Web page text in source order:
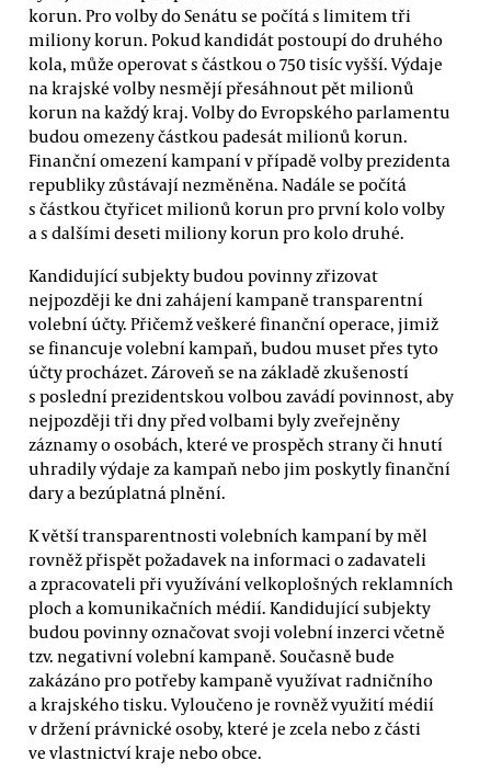
korun. Pro volby do Senátu se počítá s limitem tři
miliony korun. Pokud kandidát postoupí do druhého
kola, může operovat s částkou o 750 tisíc vyšší. Výdaje
na krajské volby nesmějí přesáhnout pět milionů
korun na každý kraj. Volby do Evropského parlamentu
budou omezeny částkou padesát milionů korun.
Finanční omezení kampaní v případě volby prezidenta
republiky zůstávají nezměněna. Nadále se počítá
s částkou čtyřicet milionů korun pro první kolo volby
a s dalšími deseti miliony korun pro kolo druhé.
Kandidující subjekty budou povinny zřizovat
nejpozději ke dni zahájení kampaně transparentní
volební účty. Přičemž veškeré finanční operace, jimiž
se financuje volební kampaň, budou muset přes tyto
účty procházet. Zároveň se na základě zkušeností
s poslední prezidentskou volbou zavádí povinnost, aby
nejpozději tři dny před volbami byly zveřejněny
záznamy o osobách, které ve prospěch strany či hnutí
uhradily výdaje za kampaň nebo jim poskytly finanční
dary a bezúplatná plnění.
K větší transparentnosti volebních kampaní by měl
rovněž přispět požadavek na informaci o zadavateli
a zpracovateli při využívání velkoplošných reklamních
ploch a komunikačních médií. Kandidující subjekty
budou povinny označovat svoji volební inzerci včetně
tzv. negativní volební kampaně. Současně bude
zakázáno pro potřeby kampaně využívat radničního
a krajského tisku. Vyloučeno je rovněž využití médií
v držení právnické osoby, které je zcela nebo z části
ve vlastnictví kraje nebo obce.